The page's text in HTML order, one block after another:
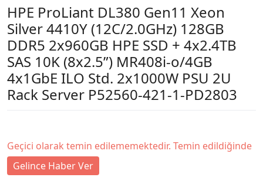
HPE ProLiant DL380 Gen11 Xeon
Silver 4410Y (12C/2.0GHz) 128GB
DDR5 2x960GB HPE SSD + 4x2.4TB
SAS 10K (8x2.5”) MR408i-o/4GB
4x1GbE ILO Std. 2x1000W PSU 2U
Rack Server P52560-421-1-PD2803
Geçici olarak temin edilememektedir. Temin edildiğinde
Gelince Haber Ver